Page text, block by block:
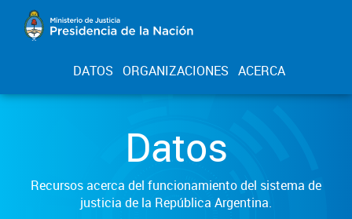
DATOS ORGANIZACIONES ACERCA
Datos
Recursos acerca del funcionamiento del sistema de
justicia de la República Argentina.